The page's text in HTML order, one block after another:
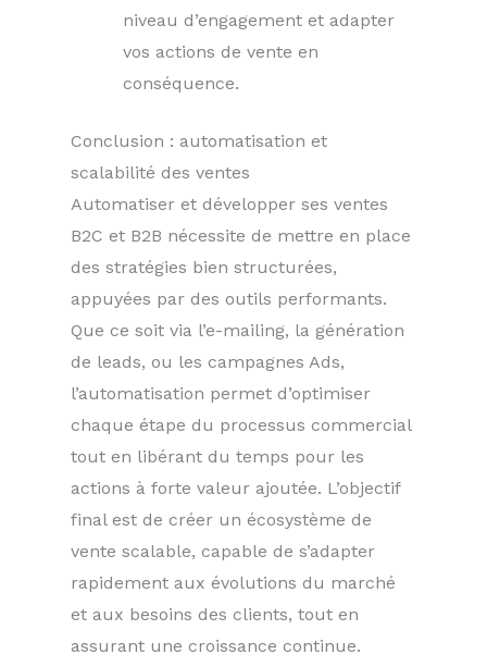
niveau d’engagement et adapter
vos actions de vente en
conséquence.
Conclusion : automatisation et
scalabilité des ventes
Automatiser et développer ses ventes
B2C et B2B nécessite de mettre en place
des stratégies bien structurées,
appuyées par des outils performants.
Que ce soit via l’e-mailing, la génération
de leads, ou les campagnes Ads,
l’automatisation permet d’optimiser
chaque étape du processus commercial
tout en libérant du temps pour les
actions à forte valeur ajoutée. L’objectif
final est de créer un écosystème de
vente scalable, capable de s’adapter
rapidement aux évolutions du marché
et aux besoins des clients, tout en
assurant une croissance continue.